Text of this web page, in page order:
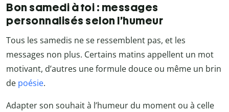
Bon samedi à toi : messages
personnalisés selon l’humeur
Tous les samedis ne se ressemblent pas, et les
messages non plus. Certains matins appellent un mot
motivant, d’autres une formule douce ou même un brin
de poésie.
Adapter son souhait à l’humeur du moment ou à celle